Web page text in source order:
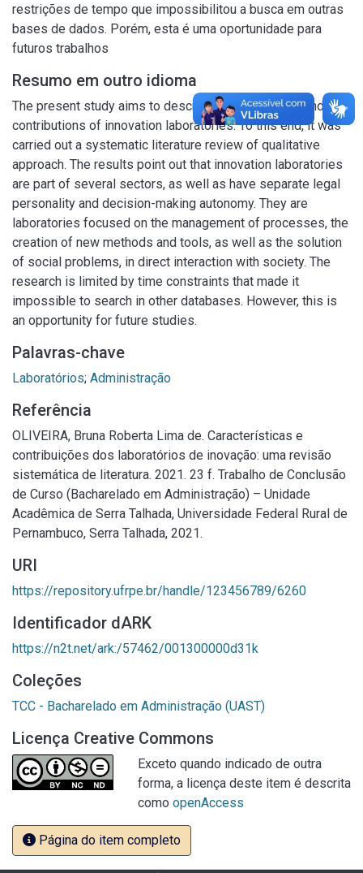
restrições de tempo que impossibilitou a busca em outras
bases de dados. Porém, esta é uma oportunidade para
futuros trabalhos
Resumo em outro idioma
The present study aims to describe characteristics and
contributions of innovation laboratories. To this end, it was
carried out a systematic literature review of qualitative
approach. The results point out that innovation laboratories
are part of several sectors, as well as have separate legal
personality and decision-making autonomy. They are
laboratories focused on the management of processes, the
creation of new methods and tools, as well as the solution
of social problems, in direct interaction with society. The
research is limited by time constraints that made it
impossible to search in other databases. However, this is
an opportunity for future studies.
Palavras-chave
Laboratórios; Administração
Referência
OLIVEIRA, Bruna Roberta Lima de. Características e
contribuições dos laboratórios de inovação: uma revisão
sistemática de literatura. 2021. 23 f. Trabalho de Conclusão
de Curso (Bacharelado em Administração) – Unidade
Acadêmica de Serra Talhada, Universidade Federal Rural de
Pernambuco, Serra Talhada, 2021.
URI
https://repository.ufrpe.br/handle/123456789/6260
Identificador dARK
https://n2t.net/ark:/57462/001300000d31k
Coleções
TCC - Bacharelado em Administração (UAST)
Licença Creative Commons
Exceto quando indicado de outra
forma, a licença deste item é descrita
como openAccess
Página do item completo